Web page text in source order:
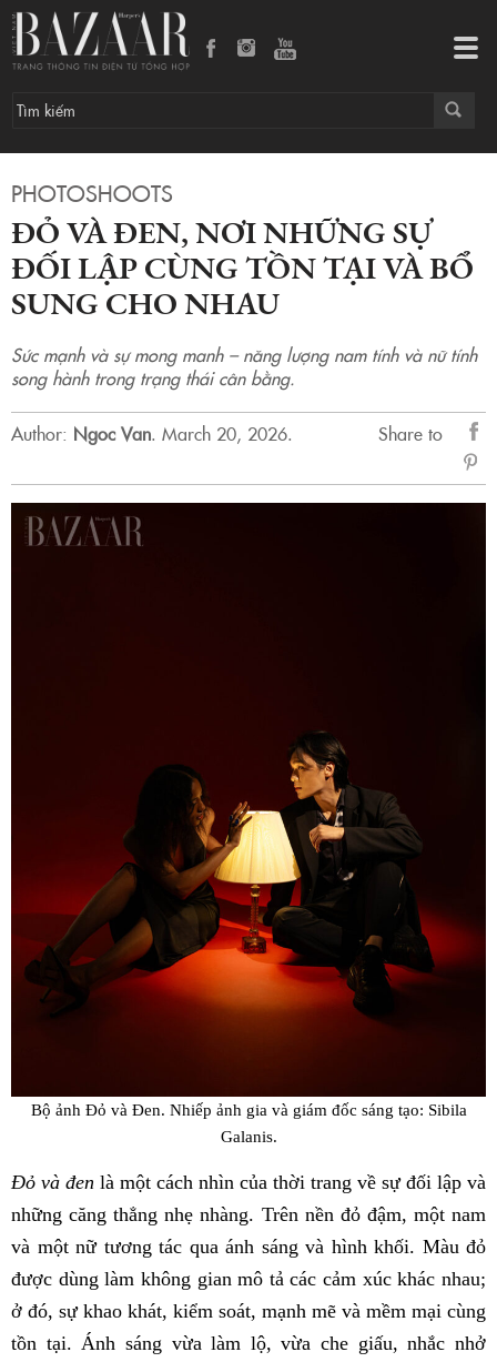
PHOTOSHOOTS
ĐỎ VÀ ĐEN, NƠI NHỮNG SỰ
ĐỐI LẬP CÙNG TỒN TẠI VÀ BỔ
SUNG CHO NHAU
Sức mạnh và sự mong manh – năng lượng nam tính và nữ tính
song hành trong trạng thái cân bằng.
Author: Ngoc Van. March 20, 2026.
Share to
sẻ
Bộ ảnh Đỏ và Đen. Nhiếp ảnh gia và giám đốc sáng tạo: Sibila
Galanis.
Đỏ và đen là một cách nhìn của thời trang về sự đối lập và
những căng thẳng nhẹ nhàng. Trên nền đỏ đậm, một nam
và một nữ tương tác qua ánh sáng và hình khối. Màu đỏ
được dùng làm không gian mô tả các cảm xúc khác nhau;
ở đó, sự khao khát, kiểm soát, mạnh mẽ và mềm mại cùng
tồn tại. Ánh sáng vừa làm lộ, vừa che giấu, nhắc nhở